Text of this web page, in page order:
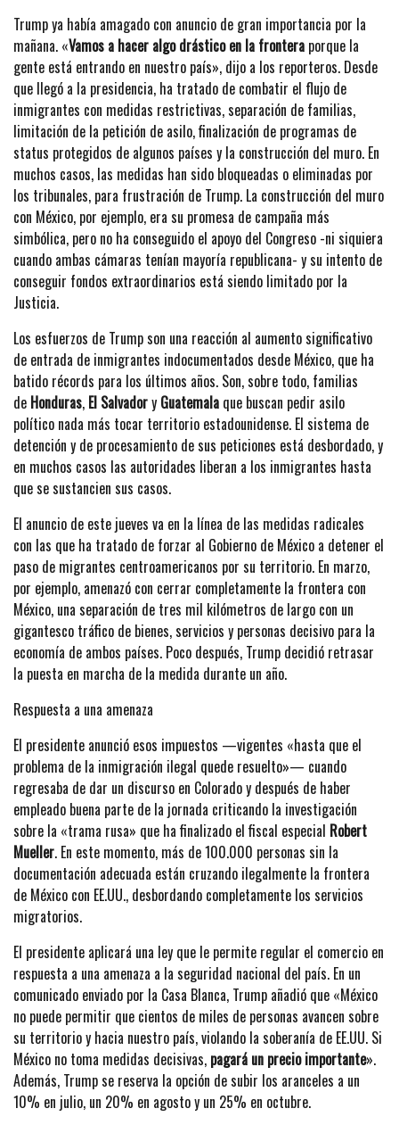
Trump ya había amagado con anuncio de gran importancia por la
mañana. «Vamos a hacer algo drástico en la frontera porque la
gente está entrando en nuestro país», dijo a los reporteros. Desde
que llegó a la presidencia, ha tratado de combatir el flujo de
inmigrantes con medidas restrictivas, separación de familias,
limitación de la petición de asilo, finalización de programas de
status protegidos de algunos países y la construcción del muro. En
muchos casos, las medidas han sido bloqueadas o eliminadas por
los tribunales, para frustración de Trump. La construcción del muro
con México, por ejemplo, era su promesa de campaña más
simbólica, pero no ha conseguido el apoyo del Congreso -ni siquiera
cuando ambas cámaras tenían mayoría republicana- y su intento de
conseguir fondos extraordinarios está siendo limitado por la
Justicia.
Los esfuerzos de Trump son una reacción al aumento significativo
de entrada de inmigrantes indocumentados desde México, que ha
batido récords para los últimos años. Son, sobre todo, familias
de Honduras, El Salvadory Guatemala que buscan pedir asilo
político nada más tocar territorio estadounidense. El sistema de
detención y de procesamiento de sus peticiones está desbordado, y
en muchos casos las autoridades liberan a los inmigrantes hasta
que se sustancien sus casos.
El anuncio de este jueves va en la línea de las medidas radicales
con las que ha tratado de forzar al Gobierno de México a detener el
paso de migrantes centroamericanos por su territorio. En marzo,
por ejemplo, amenazó con cerrar completamente la frontera con
México, una separación de tres mil kilómetros de largo con un
gigantesco tráfico de bienes, servicios y personas decisivo para la
economía de ambos países. Poco después, Trump decidió retrasar
la puesta en marcha de la medida durante un año.
Respuesta a una amenaza
El presidente anunció esos impuestos —vigentes «hasta que el
problema de la inmigración ilegal quede resuelto»— cuando
regresaba de dar un discurso en Colorado y después de haber
empleado buena parte de la jornada criticando la investigación
sobre la «trama rusa» que ha finalizado el fiscal especial Robert
Mueller. En este momento, más de 100.000 personas sin la
documentación adecuada están cruzando ilegalmente la frontera
de México con EE.UU., desbordando completamente los servicios
migratorios.
El presidente aplicará una ley que le permite regular el comercio en
respuesta a una amenaza a la seguridad nacional del país. En un
comunicado enviado por la Casa Blanca, Trump añadió que «México
no puede permitir que cientos de miles de personas avancen sobre
su territorio y hacia nuestro país, violando la soberanía de EE.UU. Si
México no toma medidas decisivas, pagará un precio importante».
Además, Trump se reserva la opción de subir los aranceles a un
10% en julio, un 20% en agosto y un 25% en octubre.